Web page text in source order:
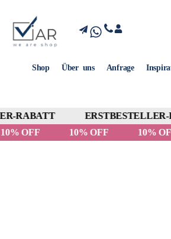
Shop Über uns Anfrage
RABATT ERSTBESTELLER-
10% OFF
10% OFF 10%